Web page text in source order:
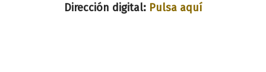
Dirección digital: Pulsa aquí